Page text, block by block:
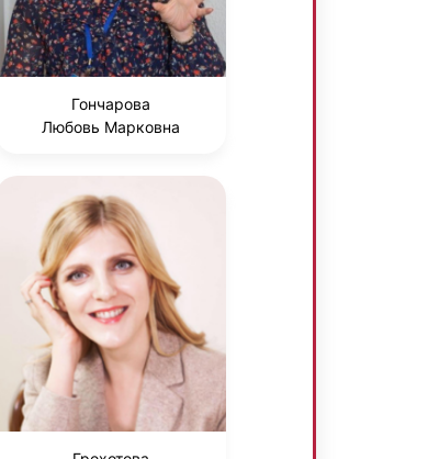
Гончарова
Любовь Марковна